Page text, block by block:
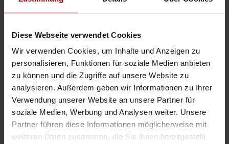
Diese Webseite verwendet Cookies
Wir verwenden Cookies, um Inhalte und Anzeigen zu
personalisieren, Funktionen für soziale Medien anbieten
zu können und die Zugriffe auf unsere Website zu
analysieren. Außerdem geben wir Informationen zu Ihrer
Verwendung unserer Website an unsere Partner für
soziale Medien, Werbung und Analysen weiter. Unsere
Partner führen diese Informationen möglicherweise mit
weiteren Daten zusammen, die Sie ihnen bereitgestellt
Premium-Gesuchin 13581, Berlin 14.05.2026
Als deutscher Ansprechpartner vertreten wir ein international tätiges
Unternehmen für die Instandsetzung, Modernisierung und technische
Weiterentwicklung von Nutzfahrzeugen und Spezialfahrzeugen. L ..
Premium-Gesuch in 70173, Stuttgart
63073 Hessen - Offenbach Hallo, mit mir als technischen Betriebsleiter,